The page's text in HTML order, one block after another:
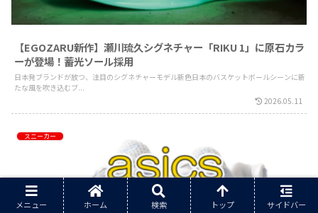
【EGOZARU新作】瀬川琉久シグネチャー「RIKU 1」に原石カラ
ーが登場！蓄光ソール採用
日本発ブランドが放つ、注目のシグネチャーモデル新色日本のバスケットボールシーンに新
たな風を吹き込むブ...
2026.05.11
スニーカー
メニュー ホーム 検索 トップ サイドバー